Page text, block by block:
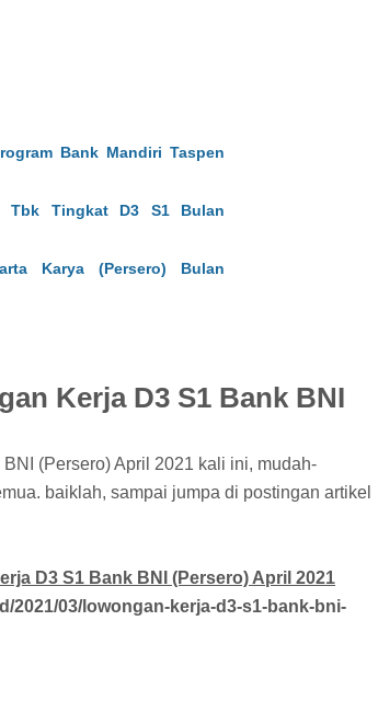
Bank Mandiri Taspen
Tbk Tingkat D3 S1 Bulan
Karya (Persero) Bulan
Kerja D3 S1 Bank BNI
(Persero) April 2021 kali ini, mudah-
baiklah, sampai jumpa di postingan artikel
D3 S1 Bank BNI (Persero) April 2021
2021/03/lowongan-kerja-d3-s1-bank-bni-